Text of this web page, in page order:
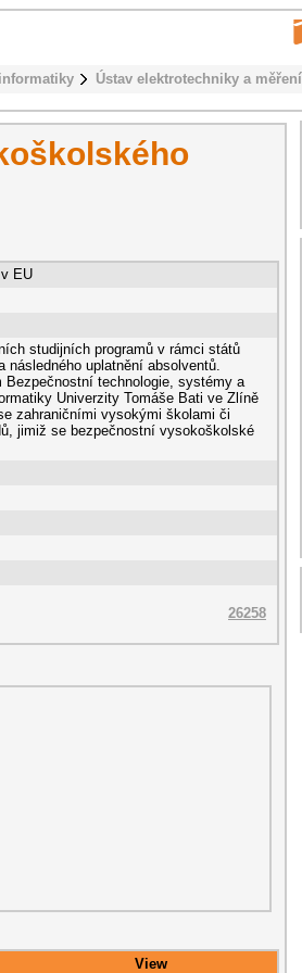
Ústav elektrotechniky a měření
EU
studijních programů v rámci států
následného uplatnění absolventů.
Bezpečnostní technologie, systémy a
Univerzity Tomáše Bati ve Zlíně
zahraničními vysokými školami či
jimiž se bezpečnostní vysokoškolské
26258
View